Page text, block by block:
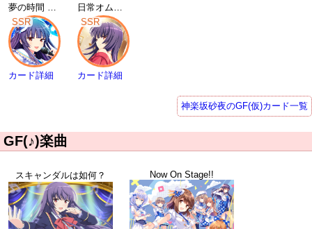
夢の時間 神楽坂砂夜 | SSR
SSR
カード詳細
日常オムニバス 神楽坂砂夜 | SSR
SSR
カード詳細
神楽坂砂夜のGF(仮)カード一覧
GF(♪)楽曲
スキャンダルは如何？ Now On Stage!!